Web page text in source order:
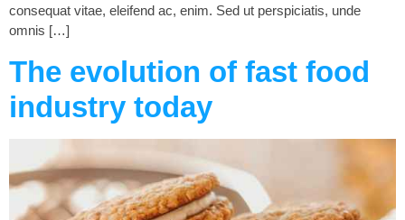
consequat vitae, eleifend ac, enim. Sed ut perspiciatis, unde
omnis […]
The evolution of fast food
industry today